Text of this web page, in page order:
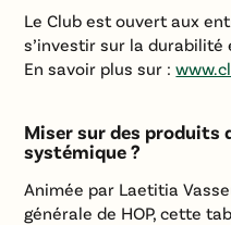
Le Club est ouvert aux
s’investir sur la
En savoir plus sur :
Miser sur des produits
systémique ?
Animée par Laetitia
générale de HOP, cette